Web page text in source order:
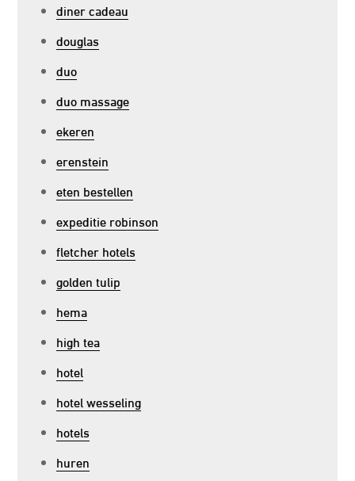
diner cadeau
douglas
duo
duo massage
ekeren
erenstein
eten bestellen
expeditie robinson
fletcher hotels
golden tulip
hema
high tea
hotel
hotel wesseling
hotels
huren